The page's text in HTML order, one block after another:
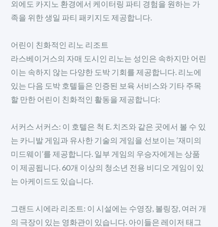
외에도 카지노 환경에서 케이터링 파티 경험을 원하는 가
족을 위한 생일 파티 패키지도 제공합니다.
어린이 친화적인 리노 리조트
라스베이거스의 자매 도시인 리노는 성인은 속하지만 어린
이는 속하지 않는 다양한 도박 기회를 제공합니다. 리노에
있는 다음 도박 호텔들은 인증된 보육 서비스와 기타 주목
할 만한 어린이 친화적인 활동을 제공합니다:
서커스 서커스: 이 호텔은 척 E. 치즈와 같은 곳에서 볼 수 있
는 카니발 게임과 유사한 기술의 게임을 선보이는 ‘재미의
미드웨이’를 제공합니다. 일부 게임의 우승자에게는 상품
이 제공됩니다. 60개 이상의 청소년 전용 비디오 게임이 있
는 아케이드도 있습니다.
그랜드 시에라 리조트: 이 시설에는 수영장, 볼링장, 여러 개
의 극장이 있는 영화관이 있습니다. 아이들은 레이저 태그